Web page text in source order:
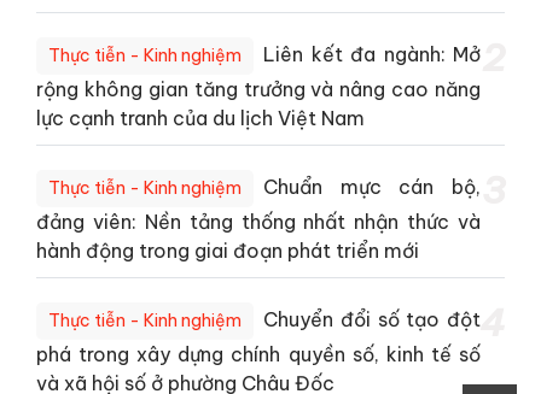
Thực tiễn - Kinh nghiệm
Liên kết đa ngành: Mở
rộng không gian tăng trưởng và nâng cao năng
lực cạnh tranh của du lịch Việt Nam
Thực tiễn - Kinh nghiệm
Chuẩn mực cán bộ,
đảng viên: Nền tảng thống nhất nhận thức và
hành động trong giai đoạn phát triển mới
Thực tiễn - Kinh nghiệm
Chuyển đổi số tạo đột
phá trong xây dựng chính quyền số, kinh tế số
và xã hội số ở phường Châu Đốc
4